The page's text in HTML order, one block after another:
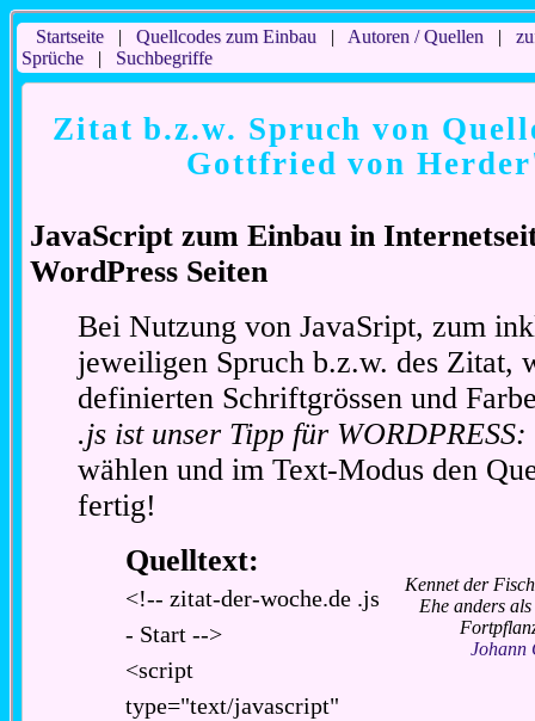
Startseite| Quellcodes zum Einbau | Autoren / Quellen |
Sprüche| Suchbegriffe
Zitat b.z.w. Spruch von
Gottfried von
JavaScript zum Einbau in
WordPress Seiten
Bei Nutzung von JavaSript, zum
jeweiligen Spruch b.z.w. des Zitat,
definierten Schriftgrössen und
.js ist unser Tipp für WORDPRESS:
wählen und im Text-Modus den
fertig!
Kennet der
Ehe anders
Johann
Quelltext:
<!-- zitat-der-woche.de .js
- Start -->
<script
type="text/javascript"